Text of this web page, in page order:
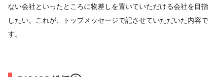
ない会社といったところに物差しを置いていただける会社を目指
したい。これが、トップメッセージで記させていただいた内容で
す。